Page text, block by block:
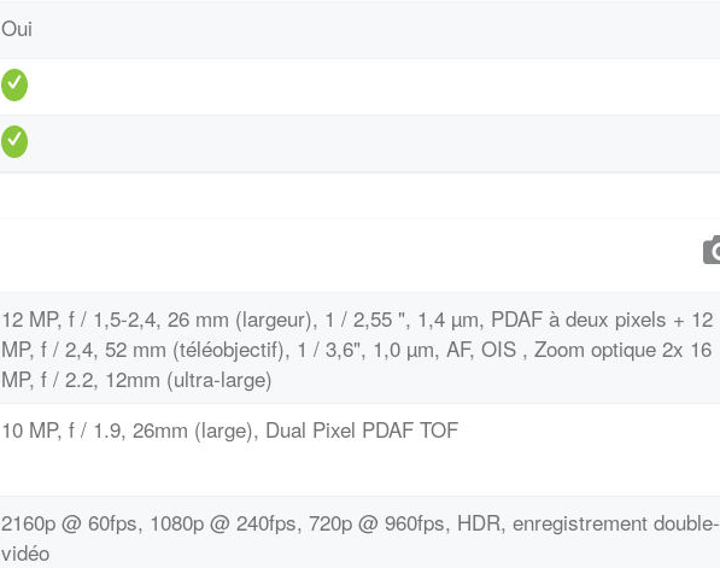
Oui
12 MP, f / 1,5-2,4, 26 mm (largeur), 1 / 2,55 ", 1,4 µm, PDAF à deux pixels + 12
MP, f / 2,4, 52 mm (téléobjectif), 1 / 3,6", 1,0 µm, AF, OIS , Zoom optique 2x 16
MP, f / 2.2, 12mm (ultra-large)
10 MP, f / 1.9, 26mm (large), Dual Pixel PDAF TOF
2160p @ 60fps, 1080p @ 240fps, 720p @ 960fps, HDR, enregistrement double-
vidéo